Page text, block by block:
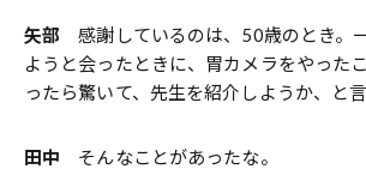
矢部 感謝しているのは、50歳のとき。
ようと会ったときに、胃カメラをやった
ったら驚いて、先生を紹介しようか、と言
田中 そんなことがあったな。